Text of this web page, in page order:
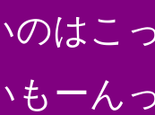
のはこ
もーん